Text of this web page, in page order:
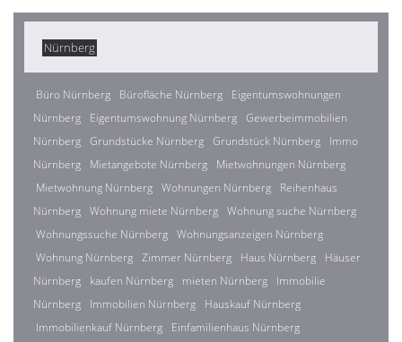
Nürnberg
Büro Nürnberg Bürofläche Nürnberg
Eigentumswohnungen
Nürnberg
Eigentumswohnung Nürnberg Gewerbeimmobilien
Nürnberg Grundstücke Nürnberg Grundstück Nürnberg
Immo
Nürnberg
Mietangebote Nürnberg
Mietwohnungen Nürnberg
Mietwohnung Nürnberg Wohnungen Nürnberg
Reihenhaus
Nürnberg Wohnung miete Nürnberg Wohnung suche Nürnberg
Wohnungssuche Nürnberg Wohnungsanzeigen Nürnberg
Wohnung Nürnberg Zimmer Nürnberg Haus Nürnberg
Häuser
Nürnberg
kaufen Nürnberg mieten Nürnberg
Immobilie
Nürnberg
Immobilien Nürnberg
Hauskauf Nürnberg
Immobilienkauf Nürnberg
Einfamilienhaus Nürnberg